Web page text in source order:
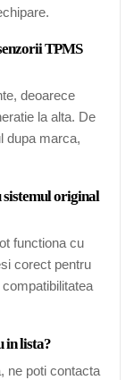
TPMS
deoarece
la alta. De
dupa marca,
sistemul original
functiona cu
corect pentru
in lista?
ne poti contacta